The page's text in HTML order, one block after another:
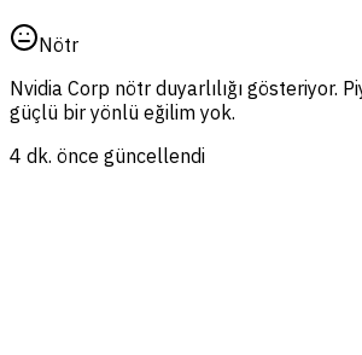
Nötr
Nvidia Corp nötr duyarlılığı gösteriyor.
güçlü bir yönlü eğilim yok.
4 dk. önce güncellendi